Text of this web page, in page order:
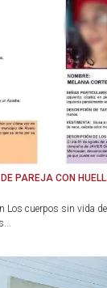
PAREJA CON
Los cuerpos sin vida